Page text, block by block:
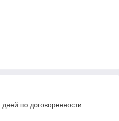
по договоренности